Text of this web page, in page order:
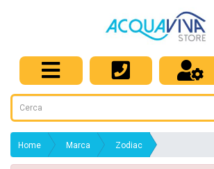
Home Marca Zodiac